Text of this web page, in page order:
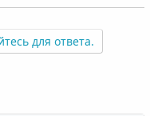
для ответа.
почта